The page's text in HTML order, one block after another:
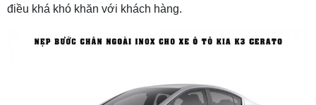
điều khá khó khăn với khách hàng.